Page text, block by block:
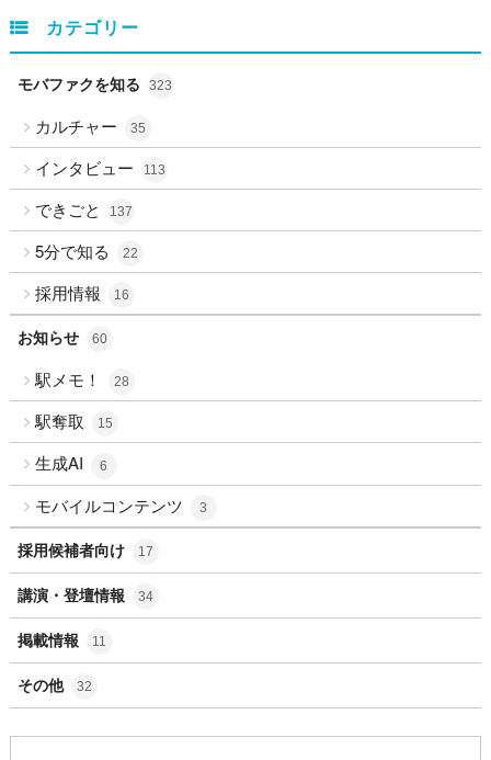
カテゴリー
モバファクを知る 323
カルチャー 35
インタビュー 113
できごと 137
5分で知る 22
採用情報 16
お知らせ 60
駅メモ！ 28
駅奪取 15
生成AI 6
モバイルコンテンツ 3
採用候補者向け 17
講演・登壇情報 34
掲載情報 11
その他 32